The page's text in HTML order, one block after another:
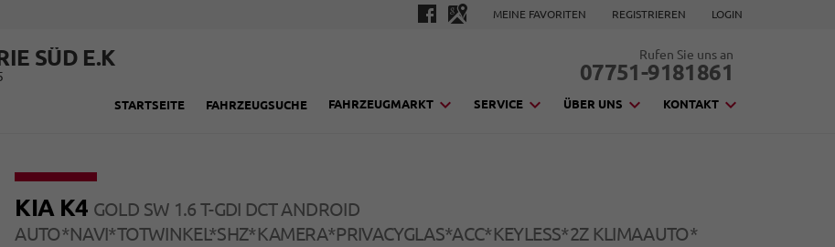
MEINE FAVORITEN REGISTRIEREN LOGIN
SÜD E.K Rufen Sie uns an
07751-9181861
STARTSEITE FAHRZEUGSUCHE FAHRZEUGMARKT SERVICE ÜBER UNS KONTAKT
KIA K4 GOLD SW 1.6 T-GDI DCT ANDROID
AUTO*NAVI*TOTWINKEL*SHZ*KAMERA*PRIVACYGLAS*ACC*KEYLESS*2Z KLIMAAUTO*